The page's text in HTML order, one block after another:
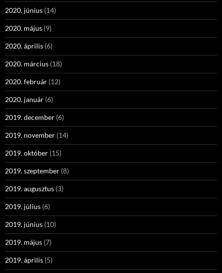
2020. június (14)
2020. május (9)
2020. április (6)
2020. március (18)
2020. február (12)
2020. január (6)
2019. december (6)
2019. november (14)
2019. október (15)
2019. szeptember (8)
2019. augusztus (3)
2019. július (6)
2019. június (10)
2019. május (7)
2019. április (5)